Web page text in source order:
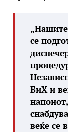
се
БиХ и
веќе се